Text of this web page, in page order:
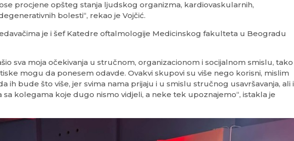
procjene opšteg stanja ljudskog organizma, kardiovaskularnih,
bolesti“, rekao je Vojčić.
je i šef Katedre oftalmologije Medicinskog fakulteta u Beogradu
sva moja očekivanja u stručnom, organizacionom i socijalnom smislu, tako
mogu da ponesem odavde. Ovakvi skupovi su više nego korisni, mislim
ih bude što više, jer svima nama prijaju i u smislu stručnog usavršavanja, ali i
sa kolegama koje dugo nismo vidjeli, a neke tek upoznajemo“, istakla je